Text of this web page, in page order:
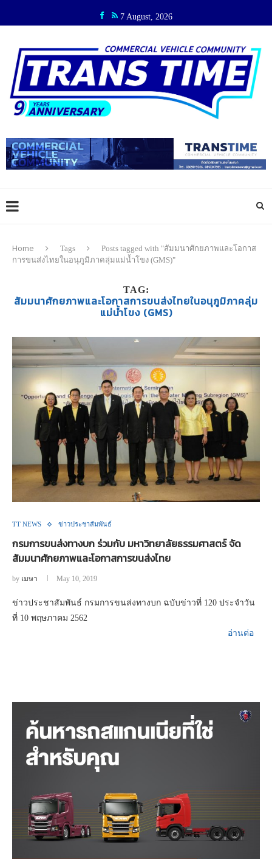
7 August, 2026
Home Tags
Posts tagged with "สัมมนาศักยภาพและโอกาส
การขนส่งไทยในอนุภูมิภาคลุ่มแม่น้ำโขง (GMS)"
TAG:
สัมมนาศักยภาพและโอกาสการขนส่งไทยในอนุภูมิภาคลุ่ม
แม่น้ำโขง (GMS)
TT NEWS ข่าวประชาสัมพันธ์
กรมการขนส่งทางบก ร่วมกับ มหาวิทยาลัยธรรมศาสตร์ จัด
สัมมนาศักยภาพและโอกาสการขนส่งไทย
by เมษา May 10, 2019
ข่าวประชาสัมพันธ์ กรมการขนส่งทางบก ฉบับข่าวที่ 120 ประจำวัน
ที่ 10 พฤษภาคม 2562
อ่านต่อ